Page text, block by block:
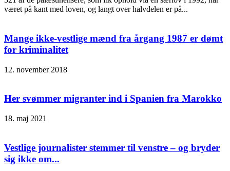
været på kant med loven, og langt over halvdelen er på...
Mange ikke-vestlige mænd fra årgang 1987 er dømt
for kriminalitet
12. november 2018
Her svømmer migranter ind i Spanien fra Marokko
18. maj 2021
Vestlige journalister stemmer til venstre – og bryder
sig ikke om...